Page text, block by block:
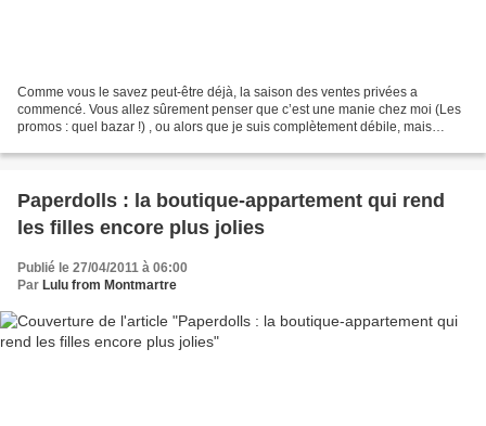
Comme vous le savez peut-être déjà, la saison des ventes privées a
commencé. Vous allez sûrement penser que c’est une manie chez moi (Les
promos : quel bazar !) , ou alors que je suis complètement débile, mais
Paperdolls : la boutique-appartement qui rend
les filles encore plus jolies
Publié le 27/04/2011 à 06:00
Par Lulu from Montmartre